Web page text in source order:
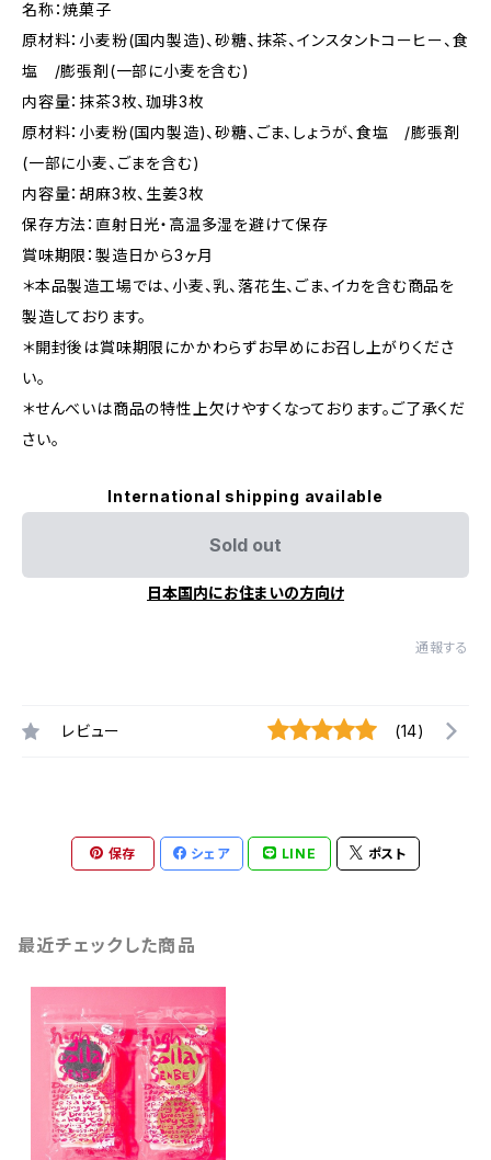
名称：焼菓子
原材料：小麦粉(国内製造)、砂糖、抹茶、インスタントコーヒー、食
塩 /膨張剤(一部に小麦を含む)
内容量：抹茶3枚、珈琲3枚
原材料：小麦粉(国内製造)、砂糖、ごま、しょうが、食塩 /膨張剤
(一部に小麦、ごまを含む)
内容量：胡麻3枚、生姜3枚
保存方法：直射日光・高温多湿を避けて保存
賞味期限：製造日から3ヶ月
＊本品製造工場では、小麦、乳、落花生、ごま、イカを含む商品を
製造しております。
＊開封後は賞味期限にかかわらずお早めにお召し上がりくださ
い。
＊せんべいは商品の特性上欠けやすくなっております。ご了承くだ
さい。
International shipping available
Sold out
日本国内にお住まいの方向け
通報する
レビュー (14)
保存 シェア LINE ポスト
最近チェックした商品